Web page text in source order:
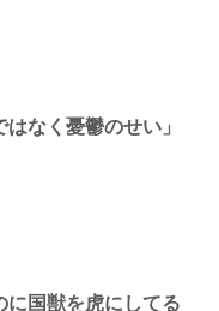
なく憂鬱のせい」
に国獣を虎にしてる